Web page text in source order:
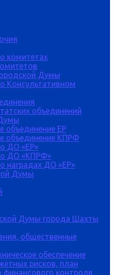
комитетах
Думы
Консультативном
объединений
объединение ЕР
объединение КПРФ
ДО «ЕР»
ДО «КПРФ»
наградах ДО «ЕР»
Думы
Думы города Шахты
общественные
обеспечение
рисков, план
финансового контроля